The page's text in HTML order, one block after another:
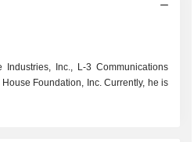
Inc., L-3 Communications
Foundation, Inc. Currently, he is